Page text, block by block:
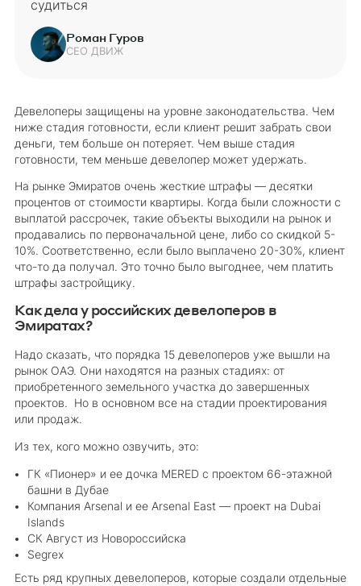
судиться
Роман Гуров
CEO ДВИЖ
Девелоперы защищены на уровне законодательства. Чем
ниже стадия готовности, если клиент решит забрать свои
деньги, тем больше он потеряет. Чем выше стадия
готовности, тем меньше девелопер может удержать.
На рынке Эмиратов очень жесткие штрафы — десятки
процентов от стоимости квартиры. Когда были сложности с
выплатой рассрочек, такие объекты выходили на рынок и
продавались по первоначальной цене, либо со скидкой 5-
10%. Соответственно, если было выплачено 20-30%, клиент
что-то да получал. Это точно было выгоднее, чем платить
штрафы застройщику.
Как дела у российских девелоперов в
Эмиратах?
Надо сказать, что порядка 15 девелоперов уже вышли на
рынок ОАЭ. Они находятся на разных стадиях: от
приобретенного земельного участка до завершенных
проектов. Но в основном все на стадии проектирования
или продаж.
Из тех, кого можно озвучить, это:
ГК «Пионер» и ее дочка MERED с проектом 66-этажной
башни в Дубае
Компания Arsenal и ее Arsenal East — проект на Dubai
Islands
СК Август из Новороссийска
Segrex
Есть ряд крупных девелоперов, которые создали отдельные